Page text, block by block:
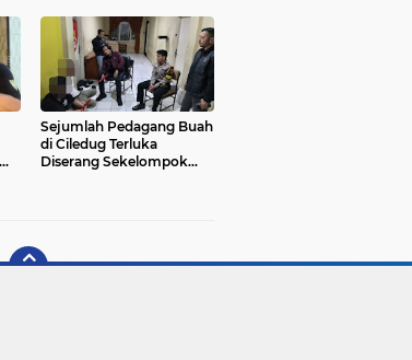
Sejumlah Pedagang Buah
di Ciledug Terluka
Diserang Sekelompok